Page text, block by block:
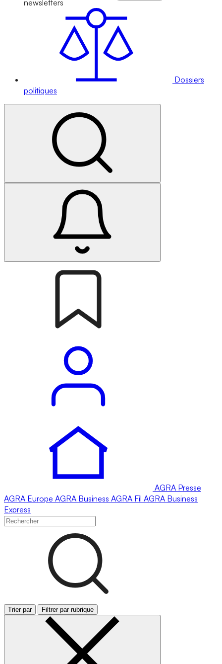
newsletters
Dossiers
politiques
AGRA Presse
AGRA Europe AGRA Business AGRA Fil AGRA Business
Express
Trier par Filtrer par rubrique